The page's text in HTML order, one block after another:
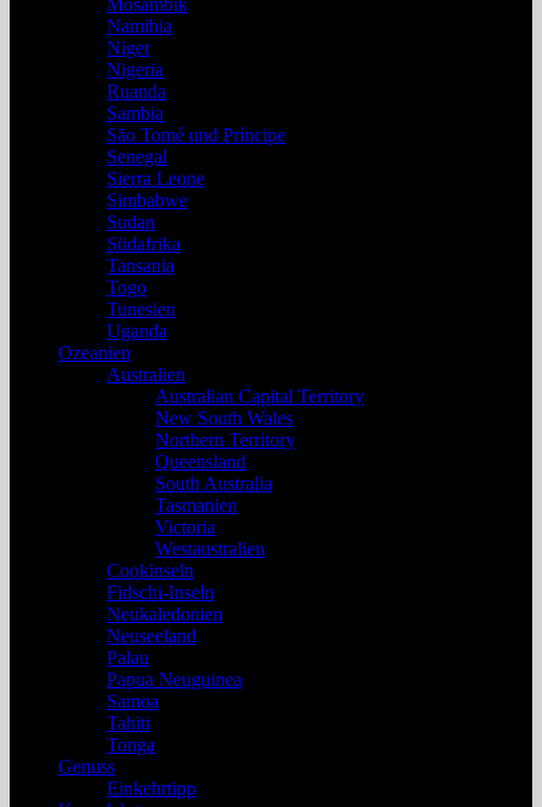
Mosambik
Namibia
Niger
Nigeria
Ruanda
Sambia
São Tomé und Príncipe
Senegal
Sierra Leone
Simbabwe
Sudan
Südafrika
Tansania
Togo
Tunesien
Uganda
Ozeanien
Australien
Australian Capital Territory
New South Wales
Northern Territory
Queensland
South Australia
Tasmanien
Victoria
Westaustralien
Cookinseln
Fidschi-Inseln
Neukaledonien
Neuseeland
Palau
Papua Neuguinea
Samoa
Tahiti
Tonga
Genuss
Einkehrtipp